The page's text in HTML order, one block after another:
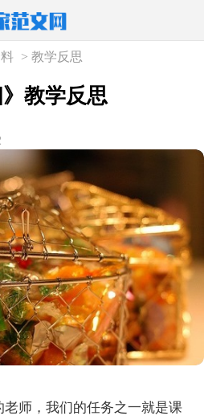
>教学反思
》教学反思
师，我们的任务之一就是课